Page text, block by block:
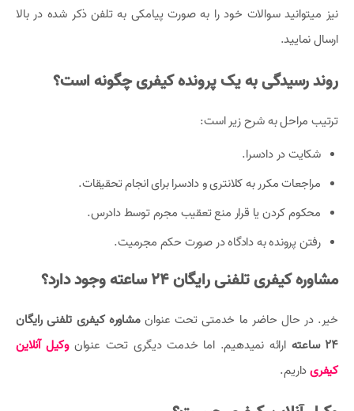
نیز میتوانید سوالات خود را به صورت پیامکی به تلفن ذکر شده در بالا
ارسال نمایید.
روند رسیدگی به یک پرونده کیفری چگونه است؟
ترتیب مراحل به شرح زیر است:
شکایت در دادسرا.
مراجعات مکرر به کلانتری و دادسرا برای انجام تحقیقات.
محکوم کردن یا قرار منع تعقیب مجرم توسط دادرس.
رفتن پرونده به دادگاه در صورت حکم مجرمیت.
مشاوره کیفری تلفنی رایگان 24 ساعته وجود دارد؟
خیر. در حال حاضر ما خدمتی تحت عنوانمشاوره کیفری تلفنی رایگان
24 ساعته
ارائه نمیدهیم. اما خدمت دیگری تحت عنوانوکیل آنلاین
کیفریداریم.